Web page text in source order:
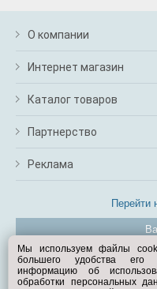
О компании
Интернет магазин
Каталог товаров
Партнерство
Реклама
Перейти
©
Мы используем файлы
большего удобства его
информацию об
обработки персональных